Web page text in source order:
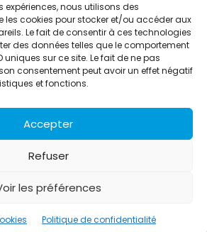
expériences, nous utilisons des
les cookies pour stocker et/ou accéder aux
Le fait de consentir à ces technologies
des données telles que le comportement
sur ce site. Le fait de ne pas
consentement peut avoir un effet négatif
et fonctions.
Accepter
Refuser
les préférences
Politique de confidentialité
une agence de relations presse et de
à Grenoble. Depuis 1995, elle conçoit et
visibilité en France et à l’international
réseau d’agences partenaires.
Références
Politique de Cookies